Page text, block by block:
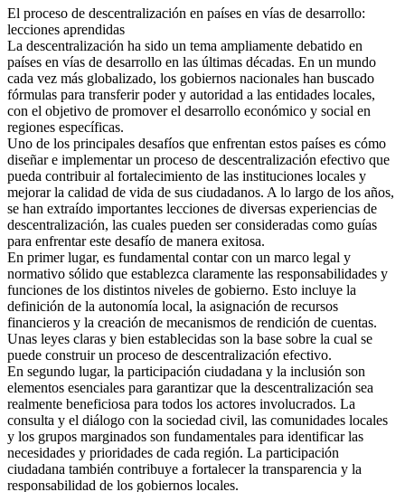
El proceso de descentralización en países en vías de desarrollo:
lecciones aprendidas
La descentralización ha sido un tema ampliamente debatido en
países en vías de desarrollo en las últimas décadas. En un mundo
cada vez más globalizado, los gobiernos nacionales han buscado
fórmulas para transferir poder y autoridad a las entidades locales,
con el objetivo de promover el desarrollo económico y social en
regiones específicas.
Uno de los principales desafíos que enfrentan estos países es cómo
diseñar e implementar un proceso de descentralización efectivo que
pueda contribuir al fortalecimiento de las instituciones locales y
mejorar la calidad de vida de sus ciudadanos. A lo largo de los años,
se han extraído importantes lecciones de diversas experiencias de
descentralización, las cuales pueden ser consideradas como guías
para enfrentar este desafío de manera exitosa.
En primer lugar, es fundamental contar con un marco legal y
normativo sólido que establezca claramente las responsabilidades y
funciones de los distintos niveles de gobierno. Esto incluye la
definición de la autonomía local, la asignación de recursos
financieros y la creación de mecanismos de rendición de cuentas.
Unas leyes claras y bien establecidas son la base sobre la cual se
puede construir un proceso de descentralización efectivo.
En segundo lugar, la participación ciudadana y la inclusión son
elementos esenciales para garantizar que la descentralización sea
realmente beneficiosa para todos los actores involucrados. La
consulta y el diálogo con la sociedad civil, las comunidades locales
y los grupos marginados son fundamentales para identificar las
necesidades y prioridades de cada región. La participación
ciudadana también contribuye a fortalecer la transparencia y la
responsabilidad de los gobiernos locales.